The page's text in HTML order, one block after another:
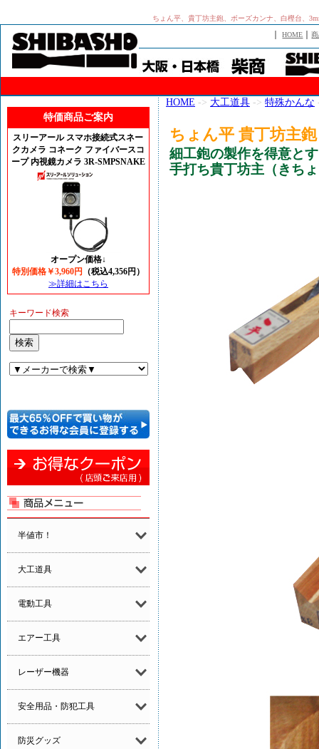
ちょん平、貴丁坊主鉋、ボーズカンナ、白樫台、
｜HOME ｜
特価商品ご案内
スリーアール スマホ接続式スネー
クカメラ コネーク ファイバースコ
ープ 内視鏡カメラ 3R-SMPSNAKE
オープン価格↓
特別価格￥3,960円
（税込4,356円）
≫詳細はこちら
キーワード検索
半値市！
大工道具
電動工具
エアー工具
レーザー機器
安全用品・防犯工具
防災グッズ
HOME -> 大工道具 -> 特殊かんな
ちょん平 貴丁坊主
細工鉋の製作を得意と
手打ち貴丁坊主（きち